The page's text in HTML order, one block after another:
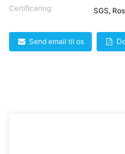
Certificering:
SGS,
Send email til os